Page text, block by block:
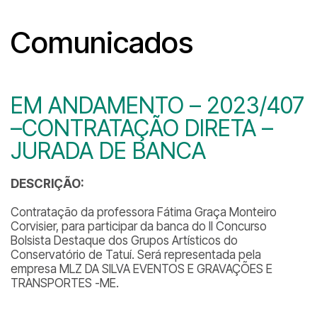
Comunicados
EM ANDAMENTO – 2023/407
–CONTRATAÇÃO DIRETA –
JURADA DE BANCA
DESCRIÇÃO:
Contratação da professora Fátima Graça Monteiro
Corvisier, para participar da banca do II Concurso
Bolsista Destaque dos Grupos Artísticos do
Conservatório de Tatuí. Será representada pela
empresa MLZ DA SILVA EVENTOS E GRAVAÇÕES E
TRANSPORTES -ME.